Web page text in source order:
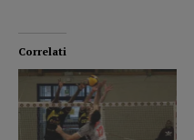
Correlati